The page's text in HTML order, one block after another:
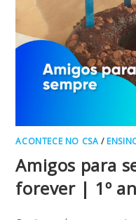
ACONTECE NO CSA /
Amigos para
forever | 1º